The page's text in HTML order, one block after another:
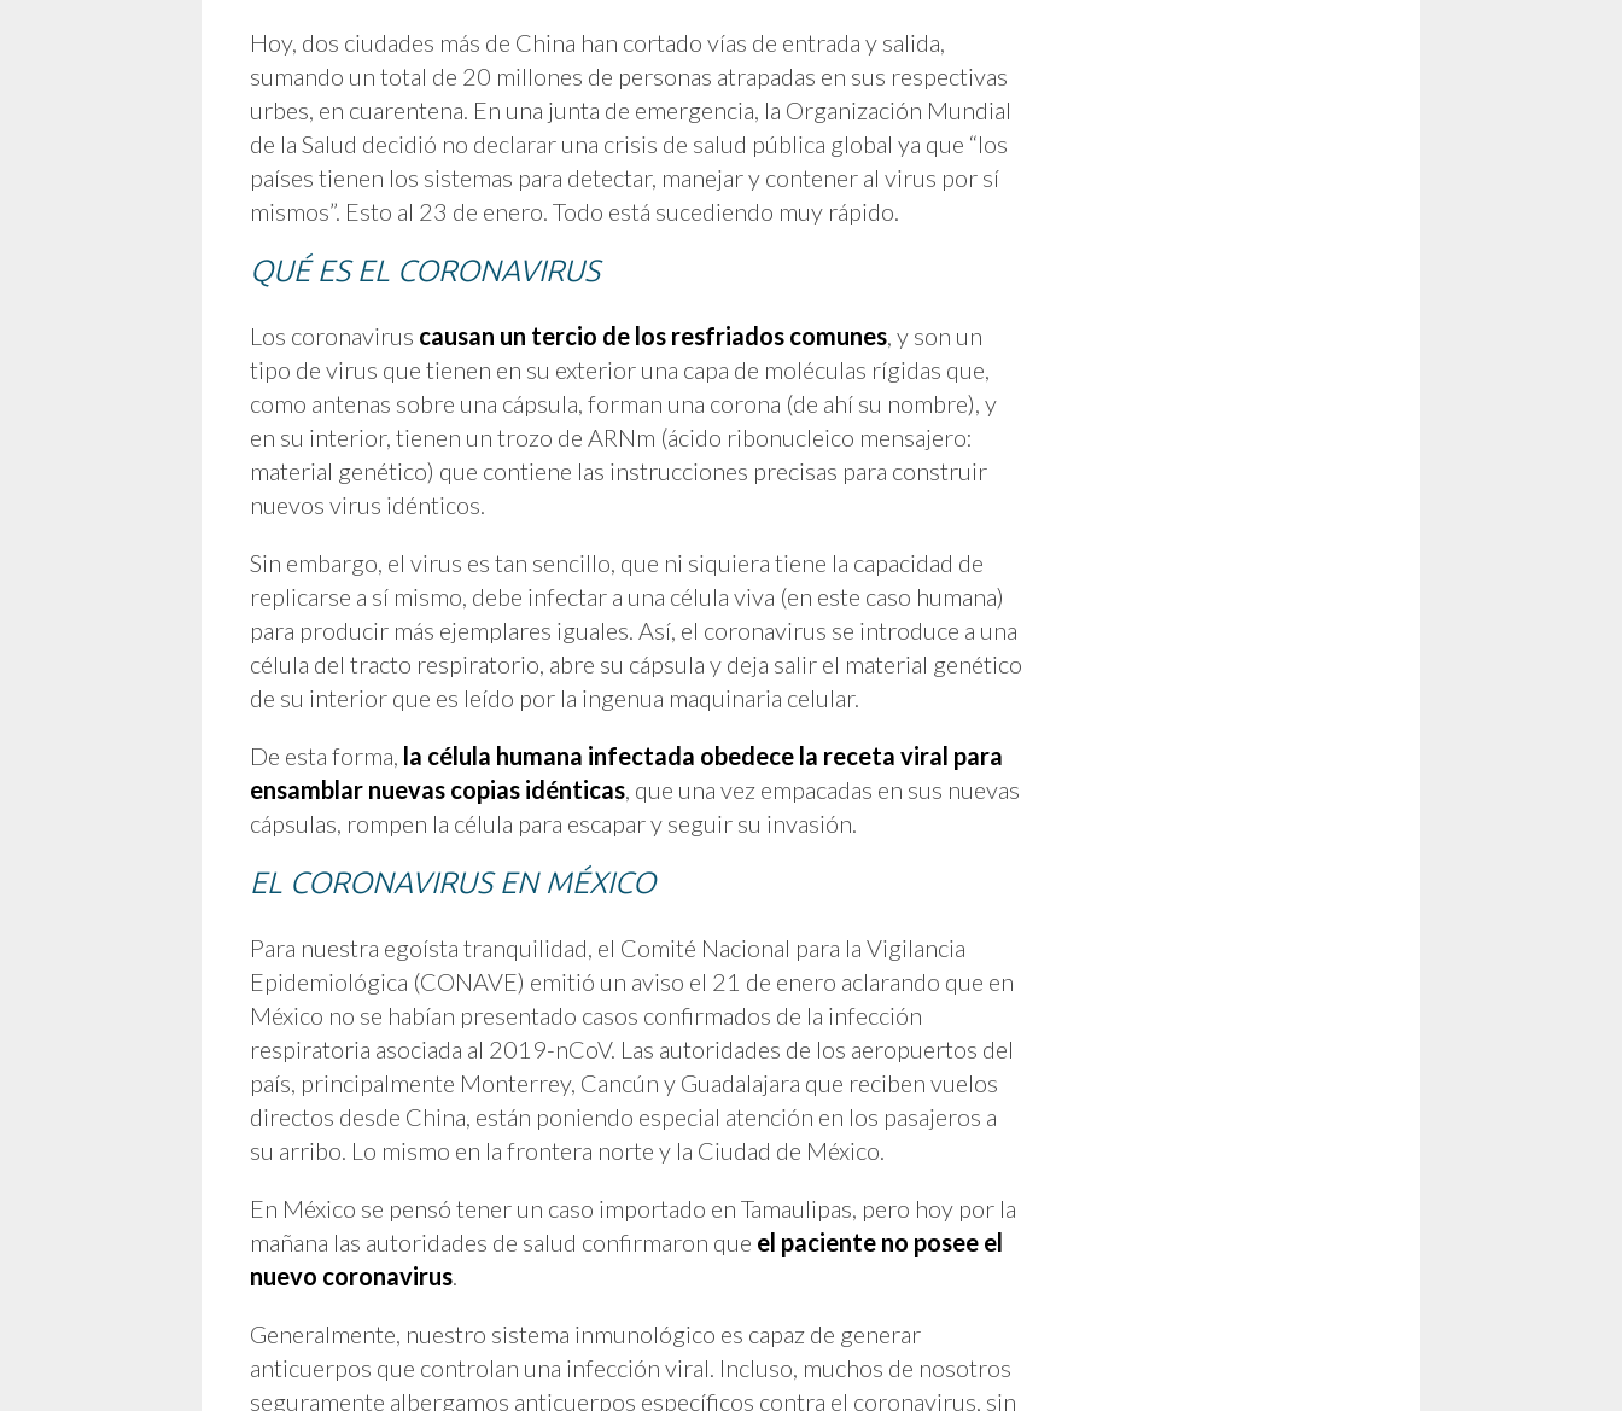
Hoy, dos ciudades más de China han cortado vías de entrada y salida,
sumando un total de 20 millones de personas atrapadas en sus respectivas
urbes, en cuarentena. En una junta de emergencia, la Organización Mundial
de la Salud decidió no declarar una crisis de salud pública global ya que “los
países tienen los sistemas para detectar, manejar y contener al virus por sí
mismos”. Esto al 23 de enero. Todo está sucediendo muy rápido.
QUÉ ES EL CORONAVIRUS
Los coronavirus causan un tercio de los resfriados comunes, y son un
tipo de virus que tienen en su exterior una capa de moléculas rígidas que,
como antenas sobre una cápsula, forman una corona (de ahí su nombre), y
en su interior, tienen un trozo de ARNm (ácido ribonucleico mensajero:
material genético) que contiene las instrucciones precisas para construir
nuevos virus idénticos.
Sin embargo, el virus es tan sencillo, que ni siquiera tiene la capacidad de
replicarse a sí mismo, debe infectar a una célula viva (en este caso humana)
para producir más ejemplares iguales. Así, el coronavirus se introduce a una
célula del tracto respiratorio, abre su cápsula y deja salir el material genético
de su interior que es leído por la ingenua maquinaria celular.
De esta forma, la célula humana infectada obedece la receta viral para
ensamblar nuevas copias idénticas, que una vez empacadas en sus nuevas
cápsulas, rompen la célula para escapar y seguir su invasión.
EL CORONAVIRUS EN MÉXICO
Para nuestra egoísta tranquilidad, el Comité Nacional para la Vigilancia
Epidemiológica (CONAVE) emitió un aviso el 21 de enero aclarando que en
México no se habían presentado casos confirmados de la infección
respiratoria asociada al 2019-nCoV. Las autoridades de los aeropuertos del
país, principalmente Monterrey, Cancún y Guadalajara que reciben vuelos
directos desde China, están poniendo especial atención en los pasajeros a
su arribo. Lo mismo en la frontera norte y la Ciudad de México.
En México se pensó tener un caso importado en Tamaulipas, pero hoy por la
mañana las autoridades de salud confirmaron que el paciente no posee el
nuevo coronavirus.
Generalmente, nuestro sistema inmunológico es capaz de generar
anticuerpos que controlan una infección viral. Incluso, muchos de nosotros
seguramente albergamos anticuerpos específicos contra el coronavirus, sin